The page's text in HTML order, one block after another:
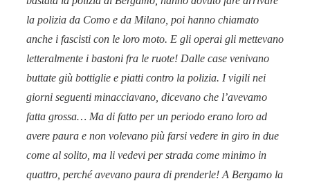
la polizia da Como e da Milano, poi hanno chiamato
anche i fascisti con le loro moto. E gli operai gli mettevano
letteralmente i bastoni fra le ruote! Dalle case venivano
buttate giù bottiglie e piatti contro la polizia. I vigili nei
giorni seguenti minacciavano, dicevano che l’avevamo
fatta grossa… Ma di fatto per un periodo erano loro ad
avere paura e non volevano più farsi vedere in giro in due
come al solito, ma li vedevi per strada come minimo in
quattro, perché avevano paura di prenderle! A Bergamo la